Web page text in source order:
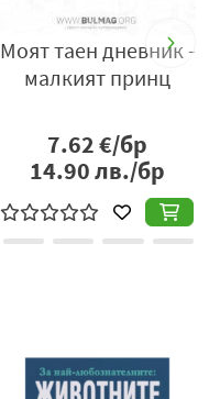
Моят таен дневник -
малкият принц
7.62€/бр
14.90лв./бр